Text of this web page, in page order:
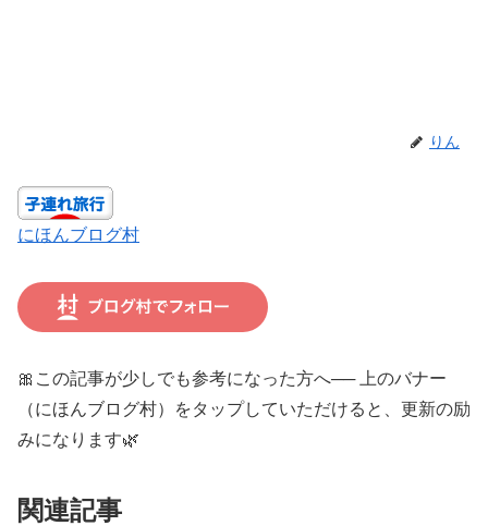
りん
にほんブログ村
🎀この記事が少しでも参考になった方へ── 上のバナー
（にほんブログ村）をタップしていただけると、更新の励
みになります🌿
関連記事